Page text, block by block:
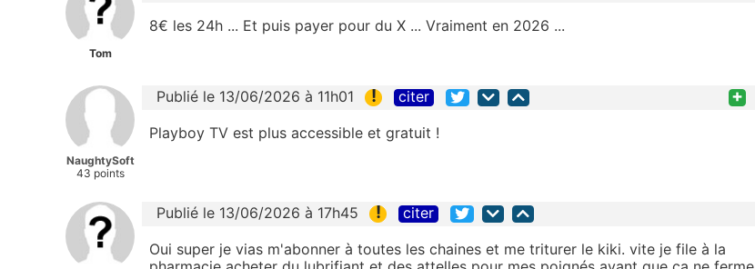
Tom
8€ les 24h ... Et puis payer pour du X ... Vraiment en 2026 ...
NaughtySoft
43 points
Publié le 13/06/2026 à 11h01 ! citer +
Playboy TV est plus accessible et gratuit !
Publié le 13/06/2026 à 17h45 ! citer
Oui super je vias m'abonner à toutes les chaines et me triturer le kiki. vite je file à la